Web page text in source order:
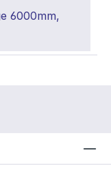
6000mm,